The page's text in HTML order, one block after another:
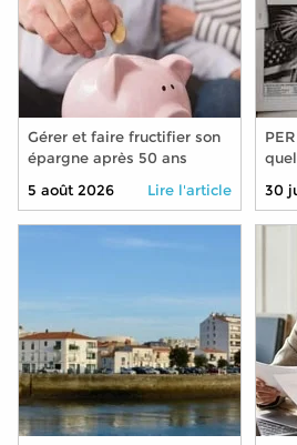
Gérer et faire fructifier son
épargne après 50 ans
5 août 2026
Lire l'article 30